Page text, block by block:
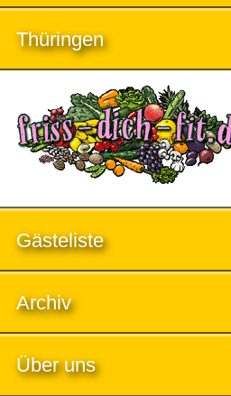
Thüringen
Gästeliste
Archiv
Über uns